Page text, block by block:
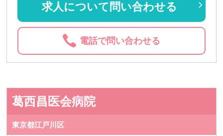
求人について問い合わせる
電話で問い合わせる
葛西昌医会病院
東京都江戸川区